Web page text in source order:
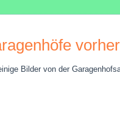
Bilder von der